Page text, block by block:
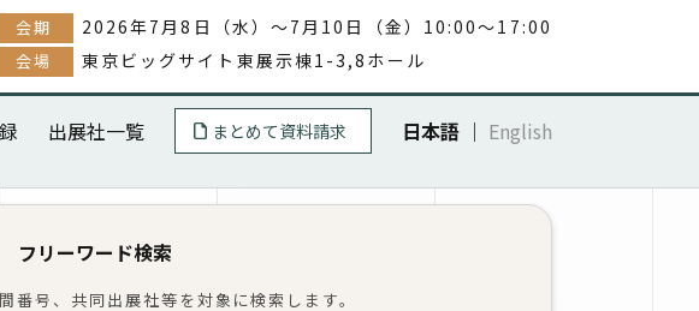
会期 2026年7月8日（水）～7月10日（金）10:00～17:00
会場 東京ビッグサイト東展示棟1-3,8ホール
出展社一覧 まとめて資料請求 日本語 ｜ English
フリーワード検索
号、共同出展社等を対象に検索します。